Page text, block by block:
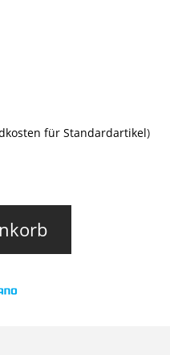
für Standardartikel)